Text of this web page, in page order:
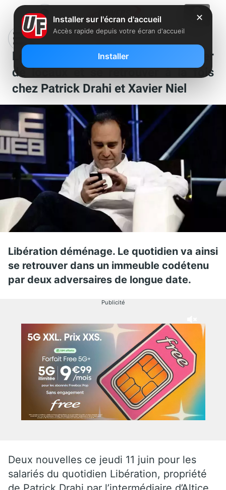
Le quotidien Libération va changer
de locaux et se retrouver à la fois
chez Patrick Drahi et Xavier Niel
Libération déménage. Le quotidien va ainsi
se retrouver dans un immeuble codétenu
par deux adversaires de longue date.
Publicité
Deux nouvelles ce jeudi 11 juin pour les
salariés du quotidien Libération, propriété
✕
Installer sur l'écran d'accueil
Accès rapide depuis votre écran d'accueil
Installer